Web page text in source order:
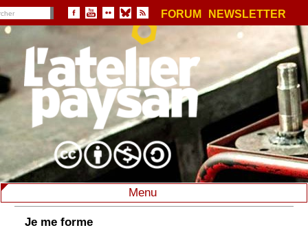
FORUM NEWSLETTER
Menu
Je me forme